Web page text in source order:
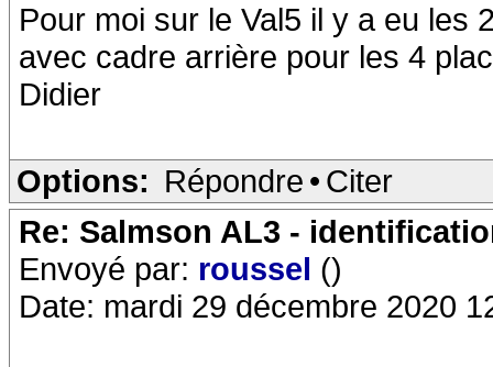
Pour moi sur le Val5 il y a eu les
avec cadre arrière pour les 4
Didier
Options: Répondre • Citer
Re: Salmson AL3 -
Envoyé par: roussel ()
Date: mardi 29 décembre 2020